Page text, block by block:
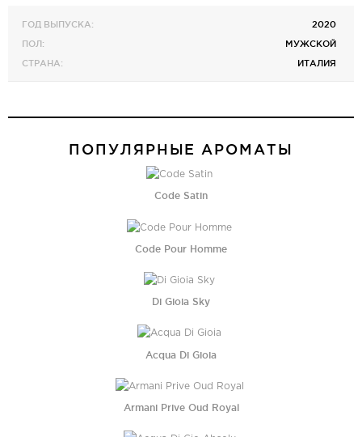
ГОД ВЫПУСКА:
2020
ПОЛ:
МУЖСКОЙ
СТРАНА:
ИТАЛИЯ
ПОПУЛЯРНЫЕ АРОМАТЫ
Code Satin
Code Pour Homme
Di Gioia Sky
Acqua Di Gioia
Armani Prive Oud Royal